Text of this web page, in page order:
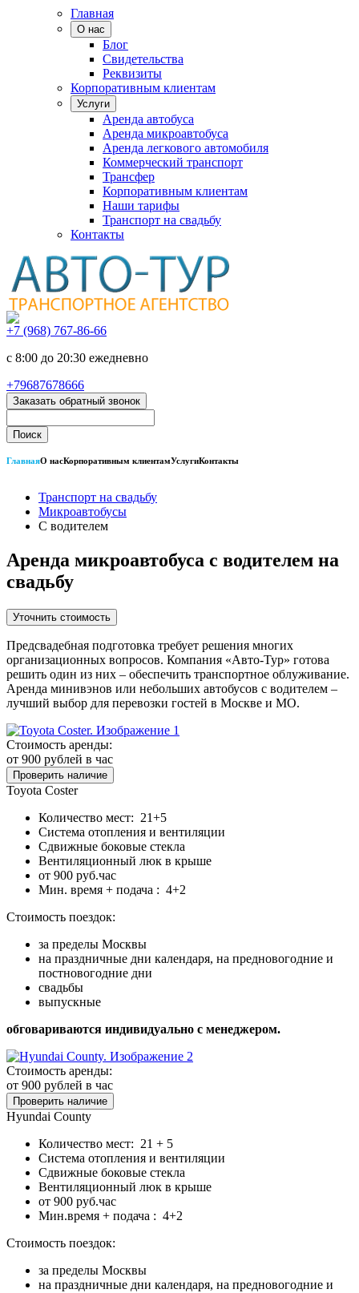
Главная
О нас
Блог
Свидетельства
Реквизиты
Корпоративным клиентам
Услуги
Аренда автобуса
Аренда микроавтобуса
Аренда легкового автомобиля
Коммерческий транспорт
Трансфер
Корпоративным клиентам
Наши тарифы
Транспорт на свадьбу
Контакты
+7 (968) 767-86-66
с 8:00 до 20:30 ежедневно
+79687678666
Заказать обратный звонок
ГлавнаяО насКорпоративным клиентамУслугиКонтакты
Транспорт на свадьбу
Микроавтобусы
С водителем
Аренда микроавтобуса с водителем на
свадьбу
Уточнить стоимость
Предсвадебная подготовка требует решения многих
организационных вопросов. Компания «Авто-Тур» готова
решить один из них – обеспечить транспортное облуживание.
Аренда минивэнов или небольших автобусов с водителем –
лучший выбор для перевозки гостей в Москве и МО.
Стоимость аренды:
от 900 рублей в час
Проверить наличие
Toyota Coster
Количество мест: 21+5
Система отопления и вентиляции
Сдвижные боковые стекла
Вентиляционный люк в крыше
от 900 руб.час
Мин. время + подача : 4+2
Стоимость поездок:
за пределы Москвы
на праздничные дни календаря, на предновогодние и
постновогодние дни
свадьбы
выпускные
обговариваются индивидуально с менеджером.
Стоимость аренды:
от 900 рублей в час
Проверить наличие
Hyundai County
Количество мест: 21 + 5
Система отопления и вентиляции
Сдвижные боковые стекла
Вентиляционный люк в крыше
от 900 руб.час
Мин.время + подача : 4+2
Стоимость поездок:
за пределы Москвы
на праздничные дни календаря, на предновогодние и